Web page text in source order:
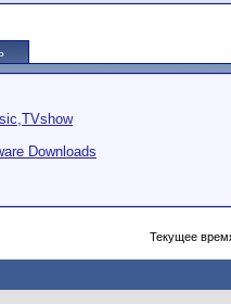
Downloads
Текущее